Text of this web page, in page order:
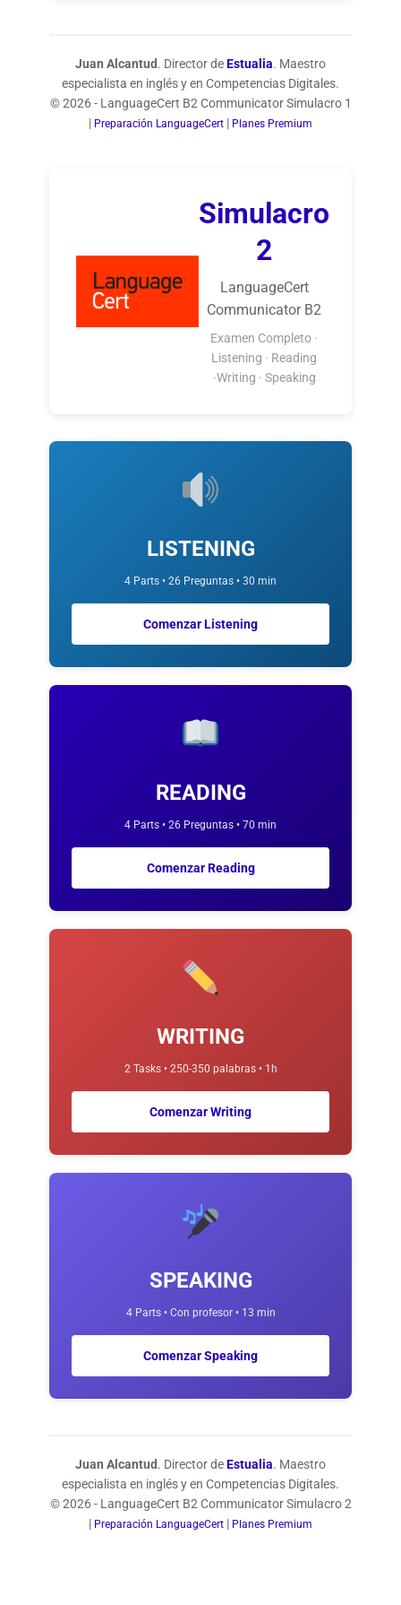
Juan Alcantud . Director deEstualia. Maestro
especialista en inglés y en Competencias Digitales.
© 2026 - LanguageCert B2 Communicator Simulacro 1
| Preparación LanguageCert | Planes Premium
Simulacro
2
LanguageCert
Communicator B2
Examen Completo ·
Listening · Reading
·Writing · Speaking
LISTENING
4 Parts • 26 Preguntas • 30 min
Comenzar Listening
READING
4 Parts • 26 Preguntas • 70 min
Comenzar Reading
WRITING
2 Tasks • 250-350 palabras • 1h
Comenzar Writing
SPEAKING
4 Parts • Con profesor • 13 min
Comenzar Speaking
Juan Alcantud . Director deEstualia. Maestro
especialista en inglés y en Competencias Digitales.
© 2026 - LanguageCert B2 Communicator Simulacro 2
| Preparación LanguageCert | Planes Premium